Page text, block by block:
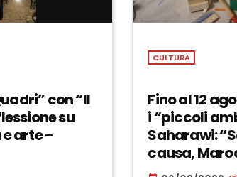
con “Il
su
arte –
CULTURA
Fino al 12
i “piccoli
Saharawi:
causa,
invadente” –